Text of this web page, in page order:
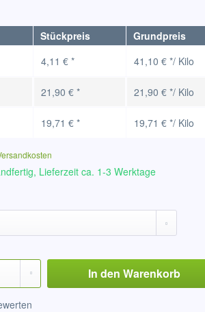
Stückpreis
Grundpreis
4,11 € * 41,10 € */ Kilo
21,90 € * 21,90 € */ Kilo
19,71 € * 19,71 € */ Kilo
Lieferzeit ca. 1-3 Werktage
In den Warenkorb